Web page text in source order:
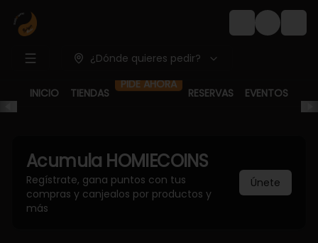
Login
¿Dónde quieres pedir?
INICIO TIENDAS PIDE AHORA RESERVAS EVENTOS
Acumula HOMIECOINS
Regístrate, gana puntos con tus
compras y canjealos por productos y
más
Únete